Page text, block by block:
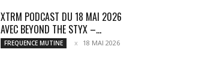
XTRM PODCAST DU 18 MAI 2026
AVEC BEYOND THE STYX –...
FREQUENCE MUTINE 18 MAI 2026